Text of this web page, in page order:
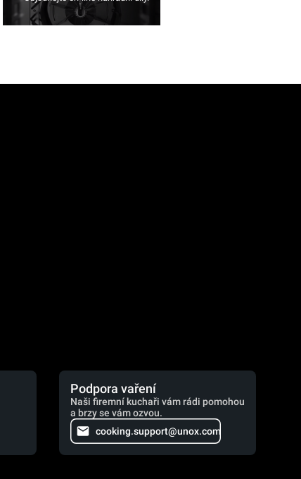
Podpora vaření
Naši firemní kuchaři vám rádi pomohou
a brzy se vám ozvou.
cooking.support@unox.com